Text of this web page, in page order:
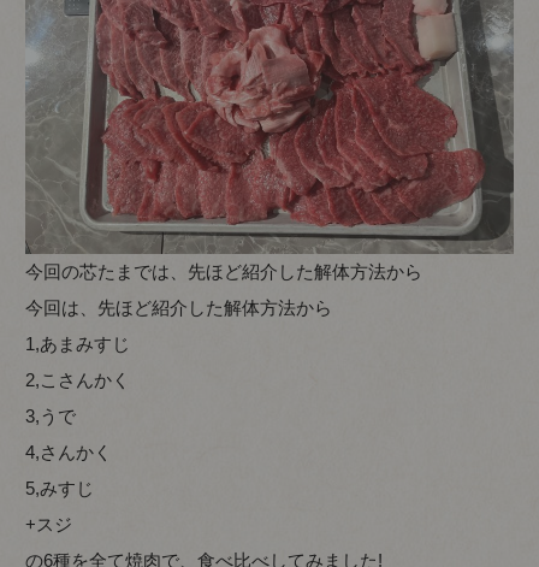
今回の芯たまでは、先ほど紹介した解体方法から
今回は、先ほど紹介した解体方法から
1,あまみすじ
2,こさんかく
3,うで
4,さんかく
5,みすじ
+スジ
の6種を全て焼肉で、食べ比べしてみました!